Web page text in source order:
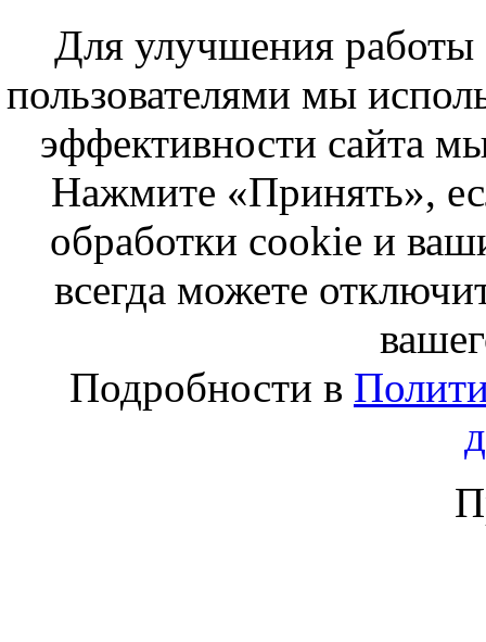
Для улучшения работы
пользователями мы
эффективности сайта
Нажмите «Принять»,
обработки cookie и
всегда можете
Подробности в